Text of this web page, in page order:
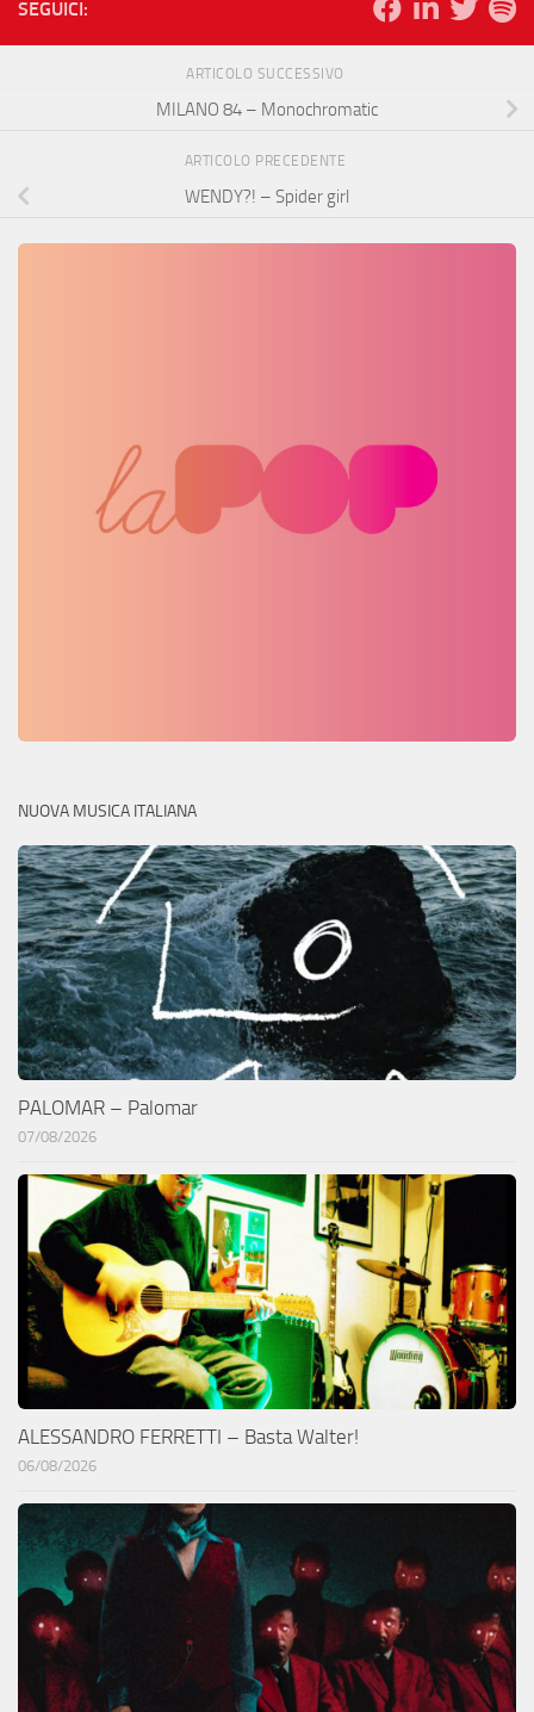
SEGUICI:
ARTICOLO SUCCESSIVO
MILANO 84 – Monochromatic
ARTICOLO PRECEDENTE
WENDY?! – Spider girl
NUOVA MUSICA ITALIANA
PALOMAR – Palomar
07/08/2026
ALESSANDRO FERRETTI – Basta Walter!
06/08/2026